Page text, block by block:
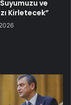
ve
Kirletecek”